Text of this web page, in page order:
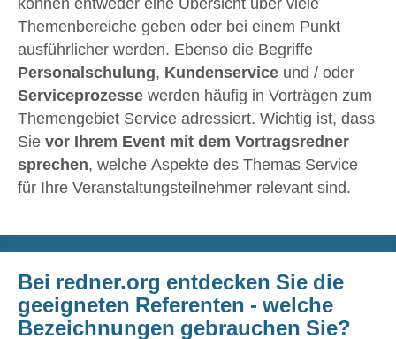
Themenbereiche geben oder bei einem Punkt
ausführlicher werden. Ebenso die Begriffe
Personalschulung
Kundenservice und / oder
Serviceprozesse werden häufig in Vorträgen zum
Themengebiet Service adressiert. Wichtig ist, dass
Sie vor Ihrem Event mit dem Vortragsredner
sprechen , welche Aspekte des Themas Service
für Ihre Veranstaltungsteilnehmer relevant sind.
Bei redner.org entdecken Sie die
geeigneten Referenten - welche
Bezeichnungen gebrauchen Sie?